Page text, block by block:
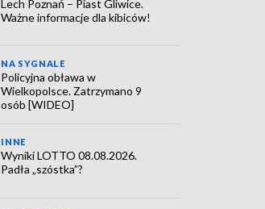
Lech Poznań – Piast Gliwice.
Ważne informacje dla kibiców!
NA SYGNALE
Policyjna obława w
Wielkopolsce. Zatrzymano 9
osób [WIDEO]
INNE
Wyniki LOTTO 08.08.2026.
Padła „szóstka”?